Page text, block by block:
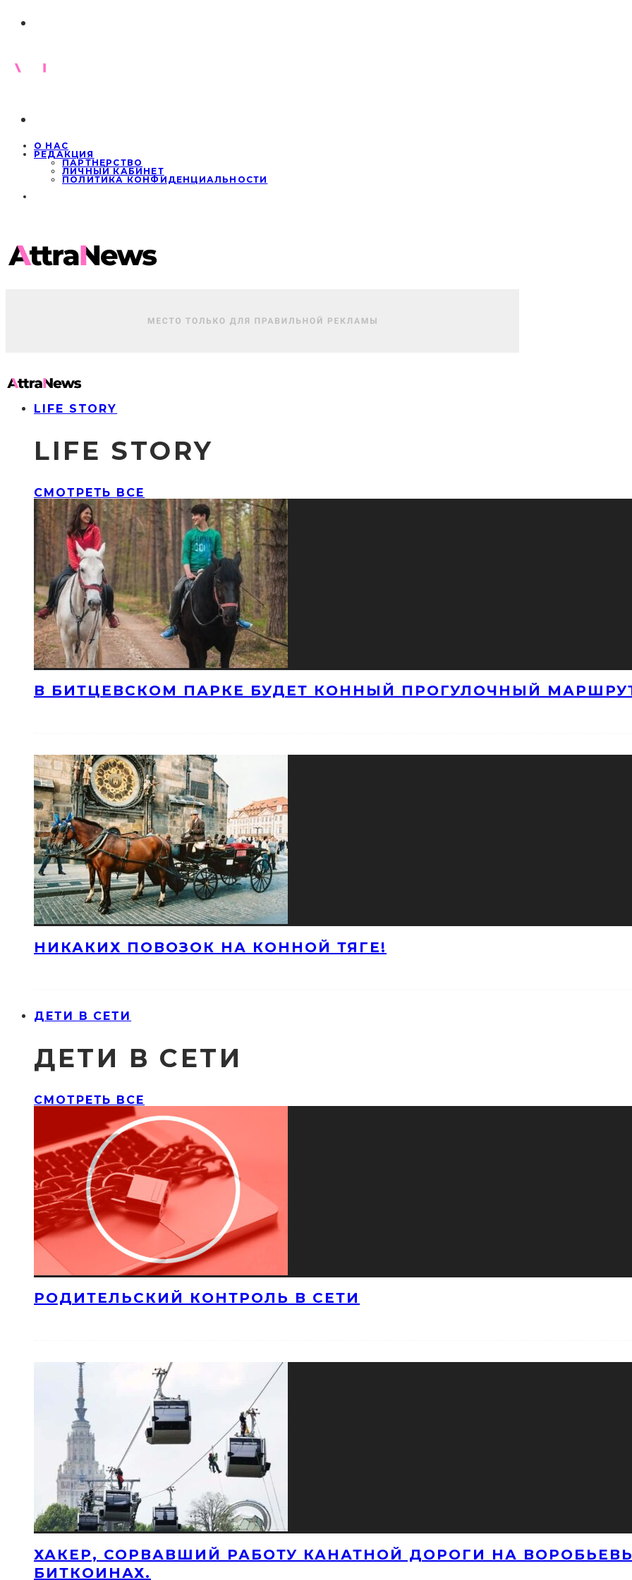
О НАС
РЕДАКЦИЯ
ПАРТНЕРСТВО
ЛИЧНЫЙ КАБИНЕТ
ПОЛИТИКА КОНФИДЕНЦИАЛЬНОСТИ
LIFE STORY
LIFE STORY
СМОТРЕТЬ ВСЕ
В БИТЦЕВСКОМ ПАРКЕ БУДЕТ КОННЫЙ ПРОГУЛОЧНЫЙ
НИКАКИХ ПОВОЗОК НА КОННОЙ ТЯГЕ!
ДЕТИ В СЕТИ
ДЕТИ В СЕТИ
СМОТРЕТЬ ВСЕ
РОДИТЕЛЬСКИЙ КОНТРОЛЬ В СЕТИ
ХАКЕР, СОРВАВШИЙ РАБОТУ КАНАТНОЙ ДОРОГИ НА
БИТКОИНАХ.